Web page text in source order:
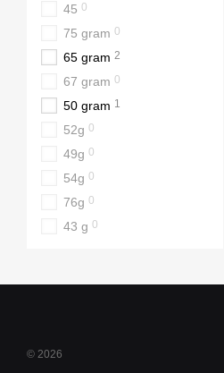
45 0
75 gram 0
65 gram 2
67 gram 0
50 gram 1
52g 0
49g 0
54g 0
76g 0
43 g 0
© 2026